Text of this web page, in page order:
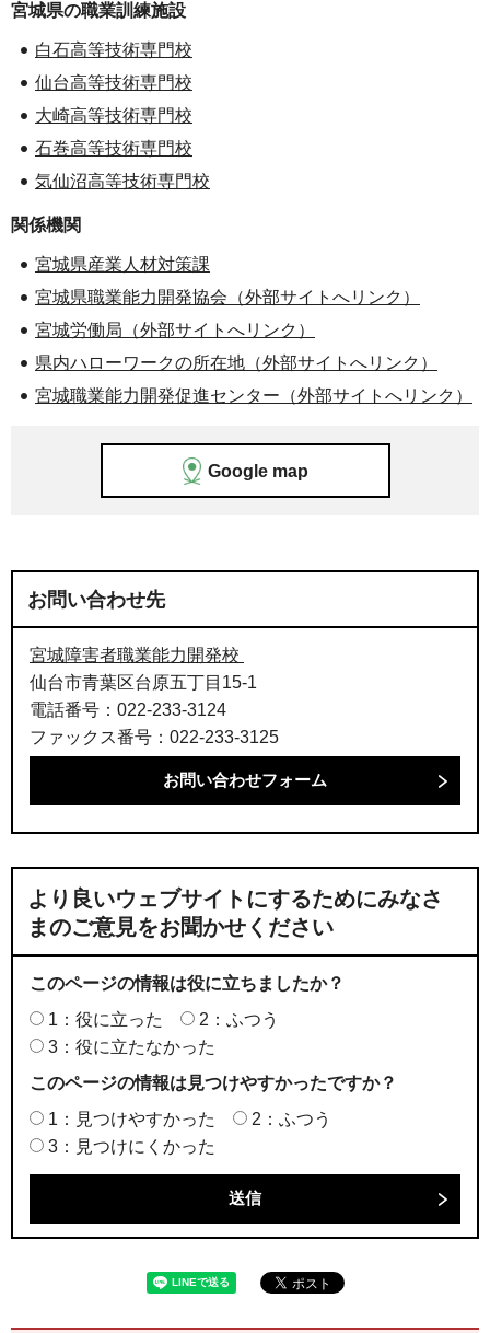
宮城県の職業訓練施設
白石高等技術専門校
仙台高等技術専門校
大崎高等技術専門校
石巻高等技術専門校
気仙沼高等技術専門校
関係機関
宮城県産業人材対策課
宮城県職業能力開発協会（外部サイトへリンク）
宮城労働局（外部サイトへリンク）
県内ハローワークの所在地（外部サイトへリンク）
宮城職業能力開発促進センター（外部サイトへリンク）
Google map
お問い合わせ先
宮城障害者職業能力開発校
仙台市青葉区台原五丁目15-1
電話番号：022-233-3124
ファックス番号：022-233-3125
より良いウェブサイトにするためにみなさ
まのご意見をお聞かせください
このページの情報は役に立ちましたか？
1：役に立った
2：ふつう
3：役に立たなかった
このページの情報は見つけやすかったですか？
1：見つけやすかった
2：ふつう
3：見つけにくかった